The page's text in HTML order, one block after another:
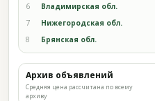
6 Владимирская обл.
7 Нижегородская обл.
8 Брянская обл.
Архив объявлений
Средняя цена рассчитана по всему
архиву